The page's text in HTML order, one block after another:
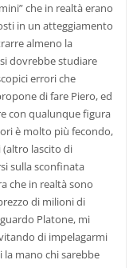
che in realtà erano
in un atteggiamento
almeno la
dovrebbe studiare
errori che
di fare Piero, ed
con qualunque figura
è molto più fecondo,
(altro lascito di
sulla sconfinata
che in realtà sono
di milioni di
Platone, mi
di impelagarmi
mano chi sarebbe